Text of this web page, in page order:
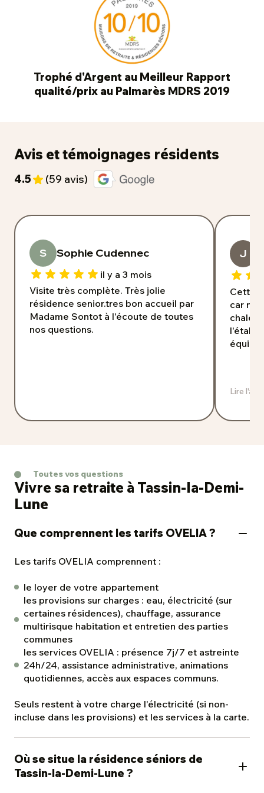
Trophé d'Argent au Meilleur Rapport
qualité/prix au Palmarès MDRS 2019
Avis et témoignages résidents
4.5 (59 avis)
S Sophie Cudennec
il y a 3 mois
Visite très complète. Très jolie
résidence senior.tres bon accueil par
Madame Sontot à l'écoute de toutes
nos questions.
J
Cette
car
Lire
Toutes vos questions
Vivre sa retraite à Tassin-la-Demi-
Lune
Que comprennent les tarifs OVELIA ?
Les tarifs OVELIA comprennent :
le loyer de votre appartement
les provisions sur charges : eau, électricité (sur
certaines résidences), chauffage, assurance
multirisque habitation et entretien des parties
communes
les services OVELIA : présence 7j/7 et astreinte
24h/24, assistance administrative, animations
quotidiennes, accès aux espaces communs.
Seuls restent à votre charge l'électricité (si non-
incluse dans les provisions) et les services à la carte.
Où se situe la résidence séniors de
Tassin-la-Demi-Lune ?